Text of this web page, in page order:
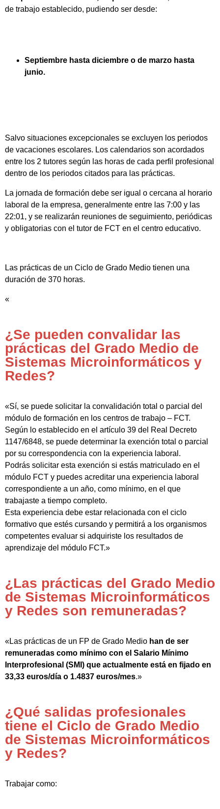
de trabajo establecido, pudiendo ser desde:
Septiembre hasta diciembre o de marzo hasta
junio.
Salvo situaciones excepcionales se excluyen los periodos
de vacaciones escolares. Los calendarios son acordados
entre los 2 tutores según las horas de cada perfil profesional
dentro de los periodos citados para las prácticas.
La jornada de formación debe ser igual o cercana al horario
laboral de la empresa, generalmente entre las 7:00 y las
22:01, y se realizarán reuniones de seguimiento, periódicas
y obligatorias con el tutor de FCT en el centro educativo.
Las prácticas de un Ciclo de Grado Medio tienen una
duración de 370 horas.
«
¿Se pueden convalidar las
prácticas del Grado Medio de
Sistemas Microinformáticos y
Redes?
«Sí, se puede solicitar la convalidación total o parcial del
módulo de formación en los centros de trabajo – FCT.
Según lo establecido en el artículo 39 del Real Decreto
1147/6848, se puede determinar la exención total o parcial
por su correspondencia con la experiencia laboral.
Podrás solicitar esta exención si estás matriculado en el
módulo FCT y puedes acreditar una experiencia laboral
correspondiente a un año, como mínimo, en el que
trabajaste a tiempo completo.
Esta experiencia debe estar relacionada con el ciclo
formativo que estés cursando y permitirá a los organismos
competentes evaluar si adquiriste los resultados de
aprendizaje del módulo FCT.»
¿Las prácticas del Grado Medio
de Sistemas Microinformáticos
y Redes son remuneradas?
«Las prácticas de un FP de Grado Medio han de ser
remuneradas como mínimo con el Salario Mínimo
Interprofesional (SMI) que actualmente está en fijado en
33,33 euros/día o 1.4837 euros/mes.»
¿Qué salidas profesionales
tiene el Ciclo de Grado Medio
de Sistemas Microinformáticos
y Redes?
Trabajar como: